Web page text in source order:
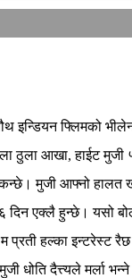
इन्डियन फ्लिमको
ठुला आखा, हाईट मुजी
मुजी आफ्नो हालत
६ दिन एक्लै हुन्छे। यसो
म प्रती हल्का इन्टरेस्ट
धोति दैत्त्यले मर्ला